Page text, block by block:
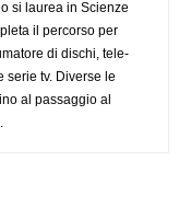
si laurea in Scienze
il percorso per
di dischi, tele-
serie tv. Diverse le
al passaggio al